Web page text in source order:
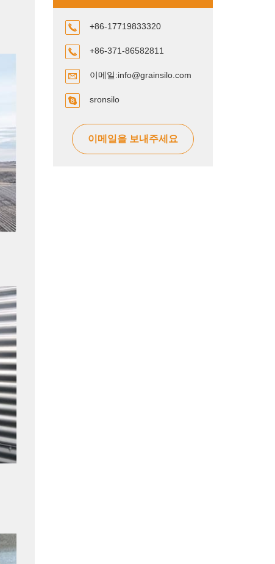
+86-17719833320
+86-371-86582811
이메일:info@grainsilo.com
sronsilo
이메일을 보내주세요